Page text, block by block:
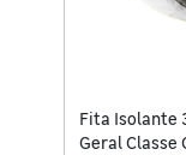
Fita Isolante
Geral Classe